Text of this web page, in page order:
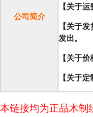
公司简介
【关于
【关于
发出。
【关于
【关于
本链接均为正品木制